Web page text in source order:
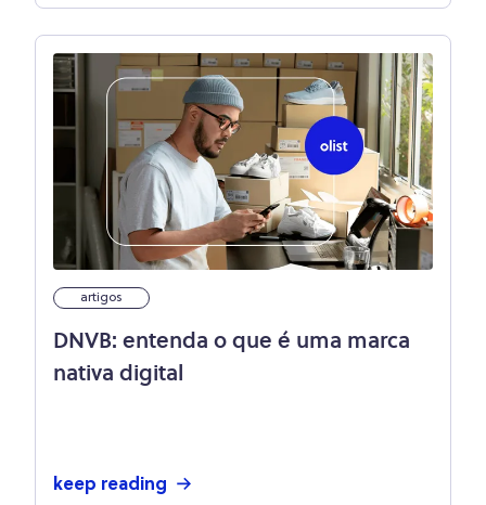
artigos
DNVB: entenda o que é uma marca
nativa digital
keep reading